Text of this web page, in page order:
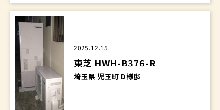
2025.12.15
東芝 HWH-B376-R
埼玉県 児玉町 D様邸